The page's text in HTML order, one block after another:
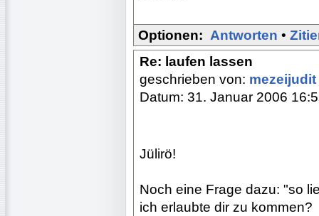
Optionen: Antworten •
Re: laufen lassen
geschrieben von: mezeijudit
Datum: 31. Januar 2006
Jülirö!
Noch eine Frage dazu: "so
ich erlaubte dir zu kommen?